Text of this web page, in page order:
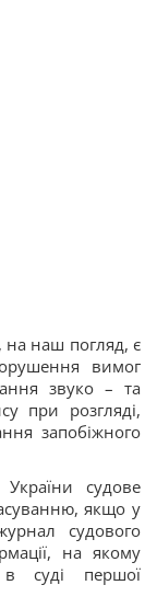
на наш погляд, є
вимог
звуко – та
при розгляді,
запобіжного
судове
якщо у
судового
на якому
в суді першої